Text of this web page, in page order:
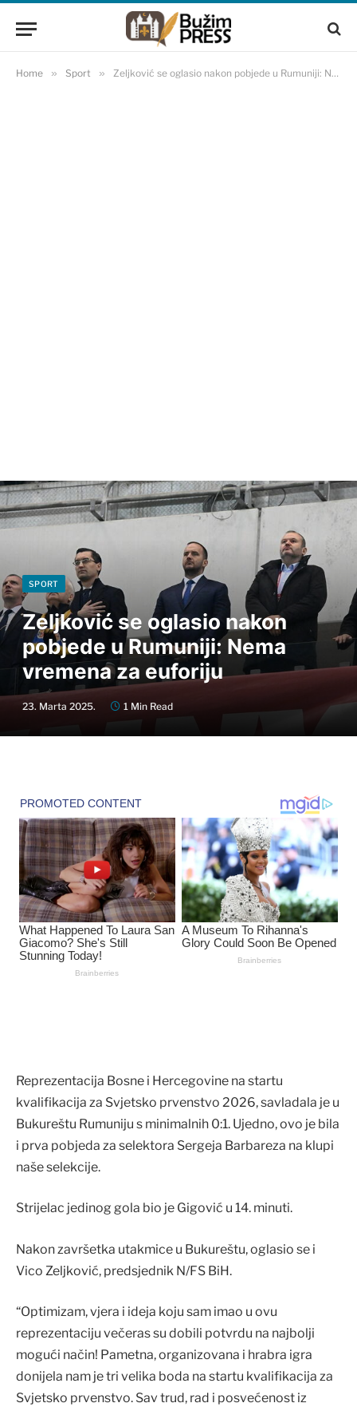
Home » Sport » Zeljković se oglasio nakon pobjede u Rumuniji: Nema vremena za euforiju
SPORT
Zeljković se oglasio nakon
pobjede u Rumuniji: Nema
vremena za euforiju
23. Marta 2025. 1 Min Read
Reprezentacija Bosne i Hercegovine na startu
kvalifikacija za Svjetsko prvenstvo 2026, savladala je u
Bukureštu Rumuniju s minimalnih 0:1. Ujedno, ovo je bila
i prva pobjeda za selektora Sergeja Barbareza na klupi
naše selekcije.
Strijelac jedinog gola bio je Gigović u 14. minuti.
Nakon završetka utakmice u Bukureštu, oglasio se i
Vico Zeljković, predsjednik N/FS BiH.
“Optimizam, vjera i ideja koju sam imao u ovu
reprezentaciju večeras su dobili potvrdu na najbolji
mogući način! Pametna, organizovana i hrabra igra
donijela nam je tri velika boda na startu kvalifikacija za
Svjetsko prvenstvo. Sav trud, rad i posvećenost iz